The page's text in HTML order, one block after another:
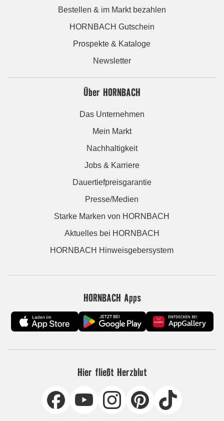
Bestellen & im Markt bezahlen
HORNBACH Gutschein
Prospekte & Kataloge
Newsletter
Über HORNBACH
Das Unternehmen
Mein Markt
Nachhaltigkeit
Jobs & Karriere
Dauertiefpreisgarantie
Presse/Medien
Starke Marken von HORNBACH
Aktuelles bei HORNBACH
HORNBACH Hinweisgebersystem
HORNBACH Apps
Hier fließt Herzblut